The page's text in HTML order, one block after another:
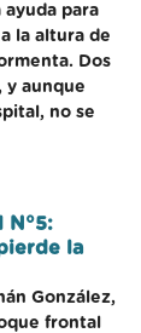
para
la altura de
Dos
y aunque
no se
N°5:
la
González,
frontal